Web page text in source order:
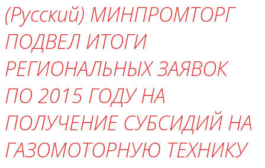
(Русский) МИНПРОМТОРГ
ПОДВЕЛ ИТОГИ
РЕГИОНАЛЬНЫХ ЗАЯВОК
ПО 2015 ГОДУ НА
ПОЛУЧЕНИЕ СУБСИДИЙ НА
ГАЗОМОТОРНУЮ ТЕХНИКУ